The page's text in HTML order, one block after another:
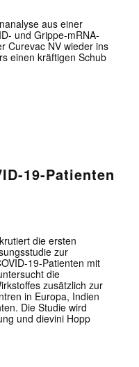
aus einer
und Grippe-mRNA-
Curevac NV wieder ins
einen kräftigen Schub
19-Patienten
die ersten
zur
19-Patienten mit
die
zusätzlich zur
in Europa, Indien
Die Studie wird
und dievini Hopp